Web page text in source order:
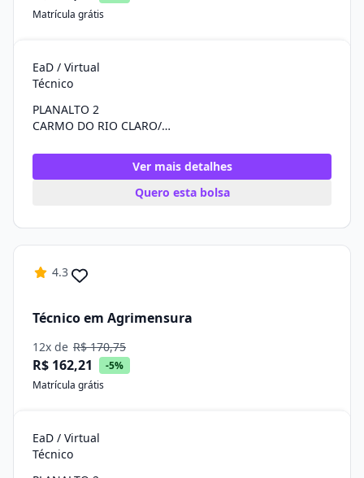
Matrícula grátis
EaD / Virtual
Técnico
PLANALTO 2
CARMO DO RIO CLARO/MG
Ver mais detalhes
Quero esta bolsa
4.3
Técnico em Agrimensura
12x de R$ 170,75
R$ 162,21
-5%
Matrícula grátis
EaD / Virtual
Técnico